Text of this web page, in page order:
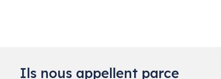
Ils nous appellent parce